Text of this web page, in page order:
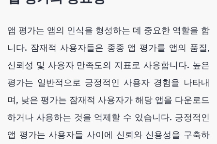
앱 평가는 앱의 인식을 형성하는 데 중요한 역할을 합
니다. 잠재적 사용자들은 종종 앱 평가를 앱의 품질,
신뢰성 및 사용자 만족도의 지표로 사용합니다. 높은
평가는 일반적으로 긍정적인 사용자 경험을 나타내
며, 낮은 평가는 잠재적 사용자가 해당 앱을 다운로드
하거나 사용하는 것을 억제할 수 있습니다. 긍정적인
앱 평가는 사용자들 사이에 신뢰와 신용성을 구축하